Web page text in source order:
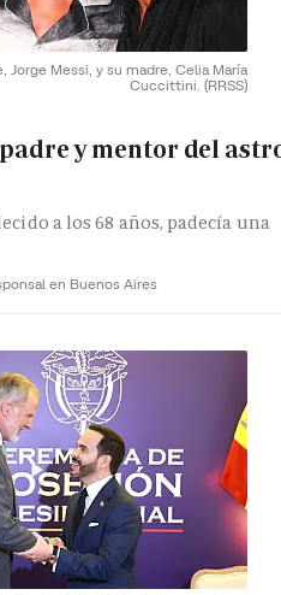
Jorge Messi, y su madre, Celia María
Cuccittini. (RRSS)
y mentor del
a los 68 años, padecía una
en Buenos Aires